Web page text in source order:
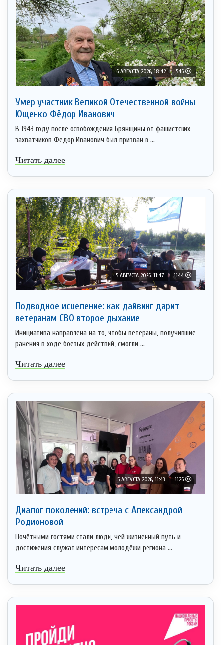
6 АВГУСТА 2026, 18:42 546
Умер участник Великой Отечественной войны
Ющенко Фёдор Иванович
В 1943 году после освобождения Брянщины от фашистских
захватчиков Федор Иванович был призван в ...
Читать далее
5 АВГУСТА 2026, 11:47 1144
Подводное исцеление: как дайвинг дарит
ветеранам СВО второе дыхание
Инициатива направлена на то, чтобы ветераны, получившие
ранения в ходе боевых действий, смогли ...
Читать далее
5 АВГУСТА 2026, 11:43 1126
Диалог поколений: встреча с Александрой
Родионовой
Почётными гостями стали люди, чей жизненный путь и
достижения служат интересам молодёжи региона ...
Читать далее